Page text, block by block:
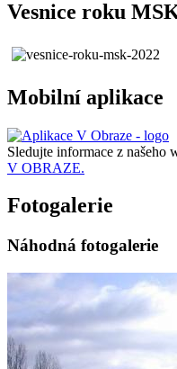
Vesnice roku
Mobilní aplikace
Sledujte informace z našeho
V OBRAZE.
Fotogalerie
Náhodná fotogalerie